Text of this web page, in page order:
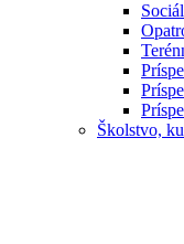
Školstvo,